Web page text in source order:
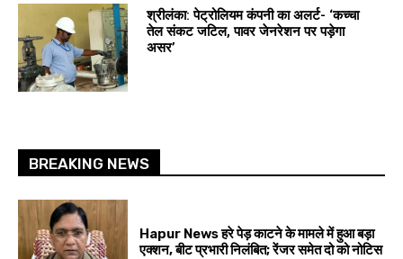
श्रीलंका: पेट्रोलियम कंपनी का अलर्ट- ‘कच्चा
तेल संकट जटिल, पावर जेनरेशन पर पड़ेगा
असर’
BREAKING NEWS
Hapur News हरे पेड़ काटने के मामले में हुआ बड़ा
एक्शन, बीट प्रभारी निलंबित; रेंजर समेत दो को नोटिस